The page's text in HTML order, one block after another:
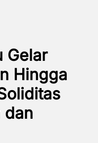
Gelar
Hingga
dan